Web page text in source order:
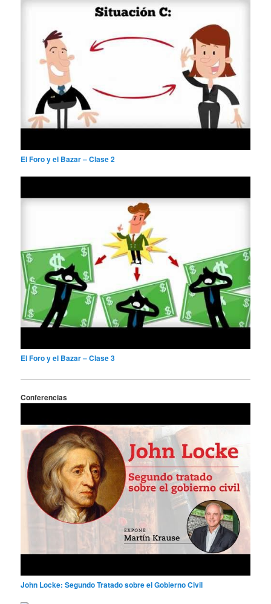
El Foro y el Bazar – Clase 2
El Foro y el Bazar – Clase 3
Conferencias
John Locke: Segundo Tratado sobre el Gobierno Civil